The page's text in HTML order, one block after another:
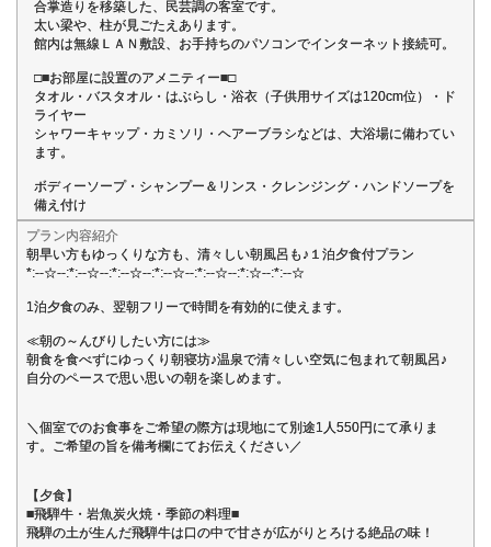
合掌造りを移築した、民芸調の客室です。
太い梁や、柱が見ごたえあります。
館内は無線ＬＡＮ敷設、お手持ちのパソコンでインターネット接続可。
□■お部屋に設置のアメニティー■□
タオル・バスタオル・はぶらし・浴衣（子供用サイズは120cm位）・ド
ライヤー
シャワーキャップ・カミソリ・ヘアーブラシなどは、大浴場に備わてい
ます。
ボディーソープ・シャンプー＆リンス・クレンジング・ハンドソープを
備え付け
プラン内容紹介
朝早い方もゆっくりな方も、清々しい朝風呂も♪１泊夕食付プラン
*:--☆--:*:--☆--:*:--☆--:*:--☆--:*:--☆--:*:☆--:*:--☆
1泊夕食のみ、翌朝フリーで時間を有効的に使えます。
≪朝の～んびりしたい方には≫
朝食を食べずにゆっくり朝寝坊♪温泉で清々しい空気に包まれて朝風呂♪
自分のペースで思い思いの朝を楽しめます。
＼個室でのお食事をご希望の際方は現地にて別途1人550円にて承りま
す。ご希望の旨を備考欄にてお伝えください／
【夕食】
■飛騨牛・岩魚炭火焼・季節の料理■
飛騨の土が生んだ飛騨牛は口の中で甘さが広がりとろける絶品の味！